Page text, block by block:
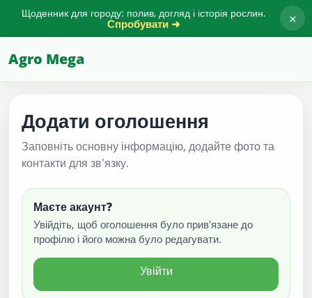
Щоденник для городу: полив, догляд і історія рослин.
Спробувати ➜ ×
Agro Mega
Додати оголошення
Заповніть основну інформацію, додайте фото та
контакти для зв'язку.
Маєте акаунт?
Увійдіть, щоб оголошення було прив'язане до
профілю і його можна було редагувати.
Увійти